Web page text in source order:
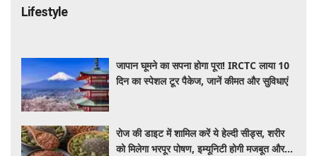
Lifestyle
जापान घूमने का सपना होगा पूरा! IRCTC लाया 10
दिन का स्पेशल टूर पैकेज, जानें कीमत और सुविधाएं
रोज की डाइट में शामिल करें ये हेल्दी सीड्स, शरीर
को मिलेगा भरपूर पोषण, इम्यूनिटी होगी मजबूत और